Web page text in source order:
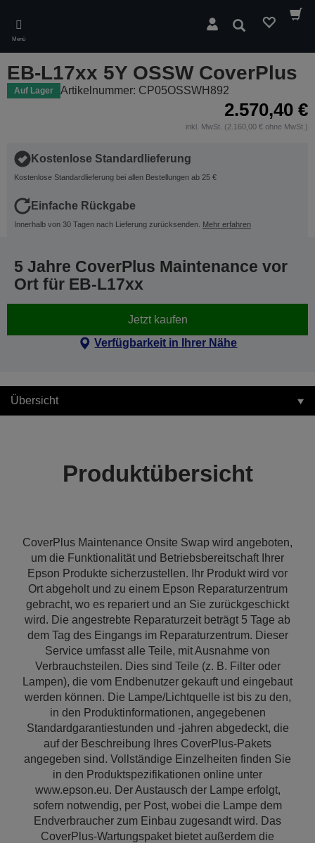
main
content
Menü
Suchen
EB-L17xx 5Y OSSW CoverPlus
Auf Lager Artikelnummer: CP05OSSWH892
2.570,40 €
inkl. MwSt. (2.160,00 € ohne MwSt.)
Kostenlose Standardlieferung
Kostenlose Standardlieferung bei allen Bestellungen ab 25 €
Einfache Rückgabe
Innerhalb von 30 Tagen nach Lieferung zurücksenden. Mehr erfahren
5 Jahre CoverPlus Maintenance vor
Ort für EB-L17xx
Jetzt kaufen
Verfügbarkeit in Ihrer Nähe
Übersicht
Produktübersicht
CoverPlus Maintenance Onsite Swap wird angeboten,
um die Funktionalität und Betriebsbereitschaft Ihrer
Epson Produkte sicherzustellen. Ihr Produkt wird vor
Ort abgeholt und zu einem Epson Reparaturzentrum
gebracht, wo es repariert und an Sie zurückgeschickt
wird. Die angestrebte Reparaturzeit beträgt 5 Tage ab
dem Tag des Eingangs im Reparaturzentrum. Dieser
Service umfasst alle Teile, mit Ausnahme von
Verbrauchsteilen. Dies sind Teile (z. B. Filter oder
Lampen), die vom Endbenutzer gekauft und eingebaut
werden können. Die Lampe/Lichtquelle ist bis zu den,
in den Produktinformationen, angegebenen
Standardgarantiestunden und -jahren abgedeckt, die
auf der Beschreibung Ihres CoverPlus-Pakets
angegeben sind. Vollständige Einzelheiten finden Sie
in den Produktspezifikationen online unter
www.epson.eu. Der Austausch der Lampe erfolgt,
sofern notwendig, per Post, wobei die Lampe dem
Endverbraucher zum Einbau zugesandt wird. Das
CoverPlus-Wartungspaket bietet außerdem die